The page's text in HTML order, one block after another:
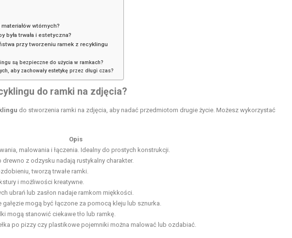
wtórnych?
była trwała i estetyczna?
przy tworzeniu ramek z recyklingu
są bezpieczne do użycia w ramkach?
aby zachowały estetykę przez długi czas?
do ramki na zdjęcia?
do stworzenia ramki na zdjęcia, aby nadać przedmiotom drugie życie. Możesz wykorzystać
Opis
malowania i łączenia. Idealny do prostych konstrukcji.
drewno z odzysku nadają rustykalny charakter.
tworzą trwałe ramki.
i możliwości kreatywne.
ubrań lub zasłon nadaje ramkom miękkości.
gałęzie mogą być łączone za pomocą kleju lub sznurka.
mogą stanowić ciekawe tło lub ramkę.
po pizzy czy plastikowe pojemniki można malować lub ozdabiać.